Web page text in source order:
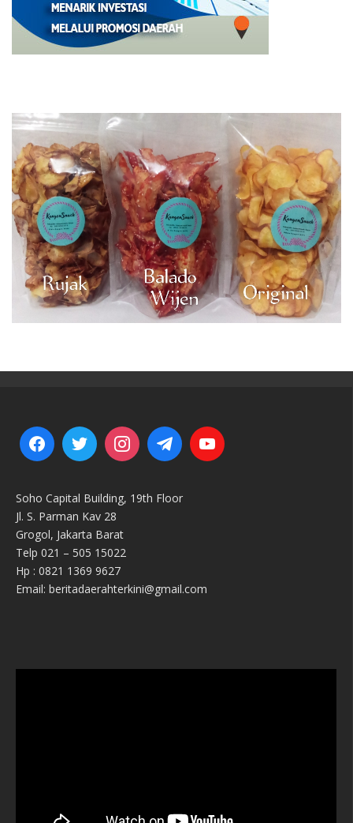
Soho Capital Building, 19th Floor
Jl. S. Parman Kav 28
Grogol, Jakarta Barat
Telp 021 – 505 15022
Hp : 0821 1369 9627
Email: beritadaerahterkini@gmail.com